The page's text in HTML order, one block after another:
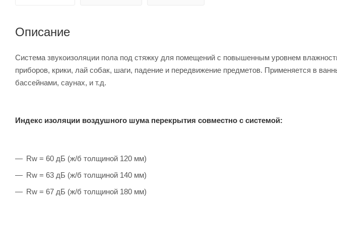
Описание
Система звукоизоляции пола под стяжку для помещений с повышенным уровнем
приборов, крики, лай собак, шаги, падение и передвижение предметов. Применяется в
бассейнами, саунах, и т.д.
Индекс изоляции воздушного шума перекрытия совместно с системой:
Rw = 60 дБ (ж/б толщиной 120 мм)
Rw = 63 дБ (ж/б толщиной 140 мм)
Rw = 67 дБ (ж/б толщиной 180 мм)